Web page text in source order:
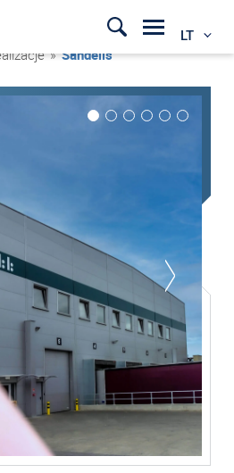
LT
»Sandėlis